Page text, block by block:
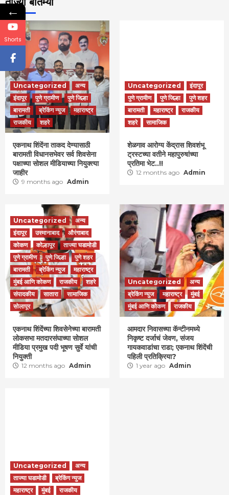
Uncategorized
अन्य
इंदापूर
पुणे ग्रामीण
पुणे जिल्हा
बारामती
ब्रेकिंग न्युज
महाराष्ट्र
राजकीय
शहरे
एकनाथ शिंदेंना ताकद देण्यासाठी
बारामती विधानसभेवर सर्व शिवसेना
पक्षाच्या सोशल मीडियाच्या नियुक्त्या
जाहीर
9 months ago Admin
Uncategorized
इंदापूर
पुणे ग्रामीण
पुणे जिल्हा
पुणे शहर
बारामती
महाराष्ट्र
राजकीय
शहरे
सामाजिक
शेळगाव आरोग्य केंद्रास शिवशंभू
ट्रस्टच्या वतीने महापुरुषांच्या
प्रतिमा भेट..!!
12 months ago Admin
Uncategorized
अन्य
इंदापूर
उस्मानाबाद
औरंगाबाद
कोकण
कोल्हापूर
ताज्या घडामोडी
पुणे ग्रामीण
पुणे जिल्हा
पुणे शहर
बारामती
ब्रेकिंग न्युज
महाराष्ट्र
मुंबई आणि कोकण
राजकीय
शहरे
संपादकीय
सातारा
सामाजिक
सोलापूर
एकनाथ शिंदेंच्या शिवसेनेच्या बारामती
लोकसभा मतदारसंघाच्या सोशल
मीडिया प्रमुख पदी भूषण सुर्वे यांची
नियुक्ती
12 months ago Admin
Uncategorized
अन्य
ब्रेकिंग न्युज
महाराष्ट्र
मुंबई
मुंबई आणि कोकण
राजकीय
आमदार निवासच्या कॅन्टीनमध्ये
निकृष्ट दर्जाचं जेवण, संजय
गायकवाडांचा राडा; एकनाथ शिंदेंची
पहिली प्रतिक्रिया?
1 year ago Admin
Uncategorized
अन्य
ताज्या घडामोडी
ब्रेकिंग न्युज
महाराष्ट्र
मुंबई राजकीय
←
Shorts